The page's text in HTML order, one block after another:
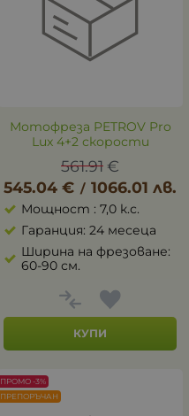
Мотофреза PETROV Pro
Lux 4+2 скорости
561.91€
545.04 € / 1066.01 лв.
Мощност : 7,0 к.с.
Гаранция: 24 месеца
Ширина на фрезоване:
60-90 см.
КУПИ
ПРОМО -3%
ПРЕПОРЪЧАН